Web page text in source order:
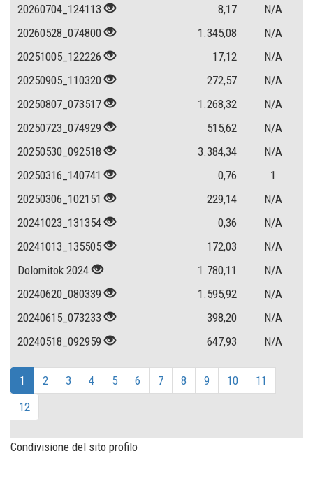
20260704_124113
8,17
N/A
20260528_074800
1.345,08
N/A
20251005_122226
17,12
N/A
20250905_110320
272,57
N/A
20250807_073517
1.268,32
N/A
20250723_074929
515,62
N/A
20250530_092518
3.384,34
N/A
20250316_140741
0,76
1
20250306_102151
229,14
N/A
20241023_131354
0,36
N/A
20241013_135505
172,03
N/A
Dolomitok 2024
1.780,11
N/A
20240620_080339
1.595,92
N/A
20240615_073233
398,20
N/A
20240518_092959
647,93 N/A
1 2 3 4 5 6 7 8 9 10
11
12
Condivisione del sito profilo